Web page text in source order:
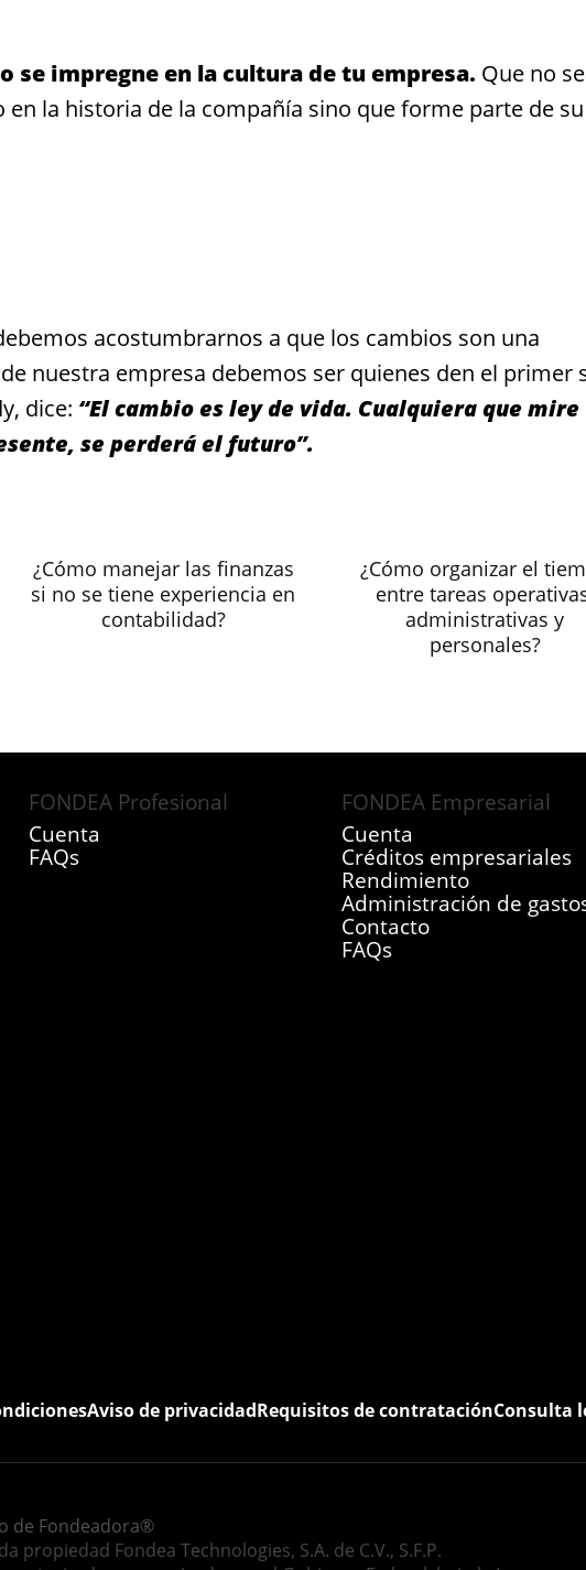
se impregne en la cultura de tu empresa. Que no se
en la historia de la compañía sino que forme parte de
acostumbrarnos a que los cambios son una
nuestra empresa debemos ser quienes den el primer
dice: “El cambio es ley de vida. Cualquiera que mire
se perderá el futuro”.
¿Cómo manejar las finanzas
si no se tiene experiencia en
contabilidad?
¿Cómo organizar el
entre tareas
administrativas y
personales?
FONDEA Profesional
Cuenta
FAQs
FONDEA Empresarial
Cuenta
Créditos empresariales
Rendimiento
Administración de
Contacto
FAQs
Aviso de privacidadRequisitos de contrataciónConsulta
de Fondeadora®
Fondea Technologies, S.A. de C.V., S.F.P.